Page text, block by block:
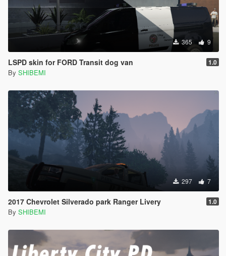
365 9
LSPD skin for FORD Transit dog van 1.0
By SHIBEMI
297 7
2017 Chevrolet Silverado park Ranger Livery 1.0
By SHIBEMI